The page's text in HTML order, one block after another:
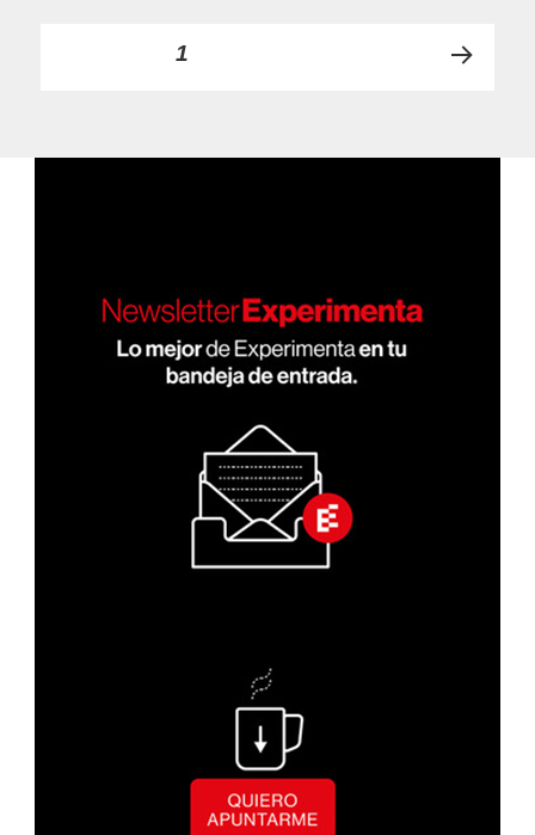
Paginación
entradas
PÁGINA1